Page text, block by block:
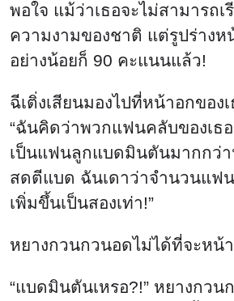
พอใจ แม้ว่าเธอจะไม่สามารถเ
ความงามของชาติ แต่รูปร่างห
อย่างน้อยก็ 90 คะแนนแล้ว!
ฉีเติ่งเสียนมองไปที่หน้าอกของ
“ฉันคิดว่าพวกแฟนคลับของเธ
เป็นแฟนลูกแบดมินตันมากกว่า
สดตีแบด ฉันเดาว่าจำนวนแฟ
เพิ่มขึ้นเป็นสองเท่า!”
หยางกวนกวนอดไม่ได้ที่จะหน้
“แบดมินตันเหรอ?!” หยางกวน